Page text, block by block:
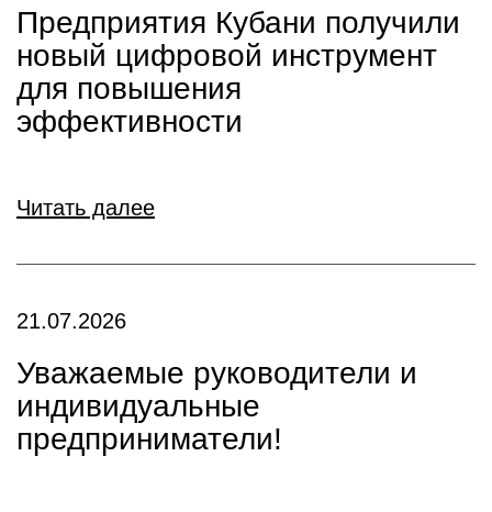
Предприятия Кубани получили
новый цифровой инструмент
для повышения
эффективности
Читать далее
21.07.2026
Уважаемые руководители и
индивидуальные
предприниматели!